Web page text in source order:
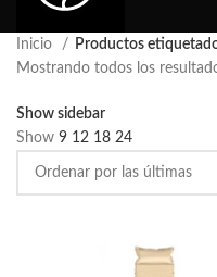
Inicio
Productos
Mostrando todos los
Show sidebar
Show 9 12 18 24